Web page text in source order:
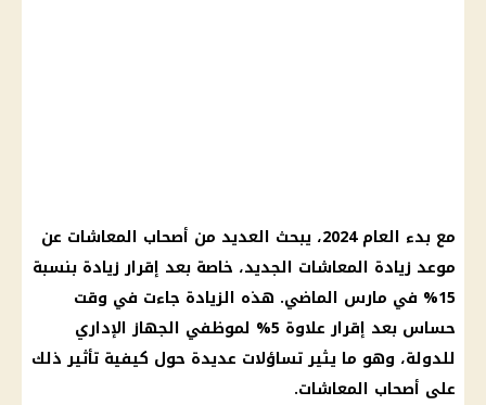
مع بدء العام 2024، يبحث العديد من أصحاب المعاشات عن
موعد زيادة المعاشات الجديد، خاصة بعد إقرار زيادة بنسبة
15% في مارس الماضي. هذه الزيادة جاءت في وقت
حساس بعد إقرار علاوة 5% لموظفي الجهاز الإداري
للدولة، وهو ما يثير تساؤلات عديدة حول كيفية تأثير ذلك
على أصحاب المعاشات.